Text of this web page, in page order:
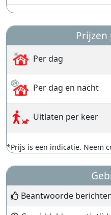
Per dag
Per dag en nacht
Uitlaten per keer
*Prijs is een indicatie. Neem
Beantwoorde